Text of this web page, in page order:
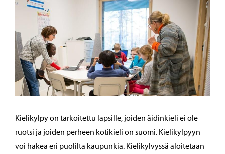
Kielikylpy on tarkoitettu lapsille, joiden äidinkieli ei ole
ruotsi ja joiden perheen kotikieli on suomi. Kielikylpyyn
voi hakea eri puolilta kaupunkia. Kielikylvyssä aloitetaan